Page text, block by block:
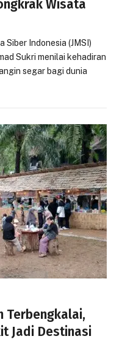
Wisata
Siber Indonesia (JMSI)
Sukri menilai kehadiran
segar bagi dunia
Terbengkalai,
Jadi Destinasi